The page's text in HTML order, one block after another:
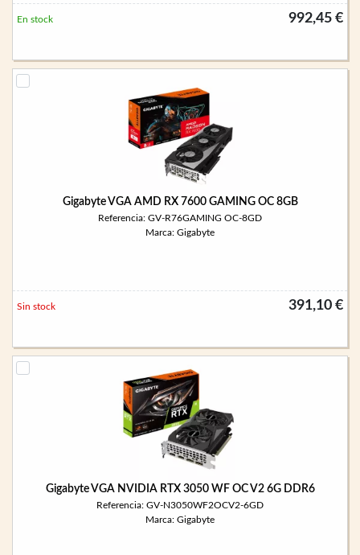
992,45 €
En stock
Gigabyte VGA AMD RX 7600 GAMING OC 8GB
Referencia: GV-R76GAMING OC-8GD
Marca: Gigabyte
391,10 €
Sin stock
Gigabyte VGA NVIDIA RTX 3050 WF OC V2 6G DDR6
Referencia: GV-N3050WF2OCV2-6GD
Marca: Gigabyte